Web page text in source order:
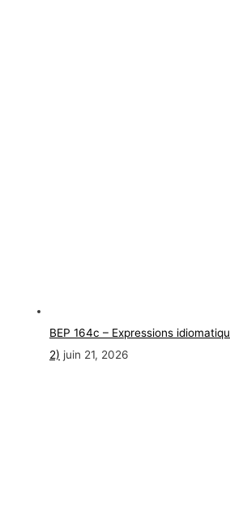
BEP 164c – Expressions
2) juin 21, 2026